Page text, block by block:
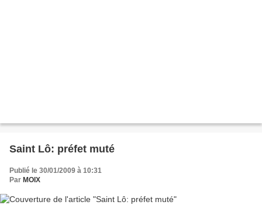
Saint Lô: préfet muté
Publié le 30/01/2009 à 10:31
Par MOIX